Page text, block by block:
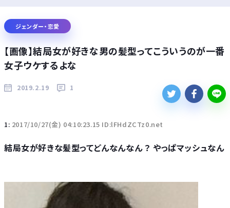
ジェンダー・恋愛
【画像】結局女が好きな男の髪型ってこういうのが一番
女子ウケするよな
2019.2.19 1
1: 2017/10/27(金) 04:10:23.15 ID:lFHdZCTz0.net
結局女が好きな髪型ってどんなんなん ？ やっぱマッシュなん